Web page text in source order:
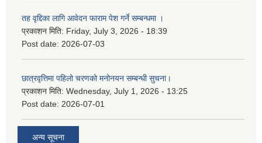
तह वृद्दिका लागि आवेदन फाराम पेश गर्ने सम्बन्धमा ।
प्रकाशन मिति: Friday, July 3, 2026 - 18:39
Post date: 2026-07-03
छात्रवृत्तिमा पहिलो चरणको मनोनयन सम्बन्धी सुचना।
प्रकाशन मिति: Wednesday, July 1, 2026 - 13:25
Post date: 2026-07-01
अन्य सूचना